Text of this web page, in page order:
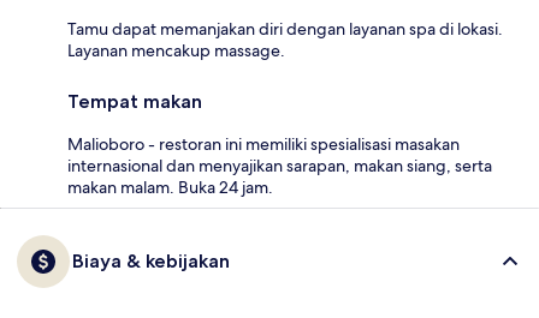
Tamu dapat memanjakan diri dengan layanan spa di lokasi.
Layanan mencakup massage.
Tempat makan
Malioboro - restoran ini memiliki spesialisasi masakan
internasional dan menyajikan sarapan, makan siang, serta
makan malam. Buka 24 jam.
Biaya & kebijakan